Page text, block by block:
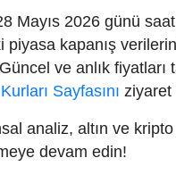
Mayıs 2026 günü
piyasa kapanış
ve anlık fiyatları
Sayfasını ziyaret
analiz, altın ve
devam edin!